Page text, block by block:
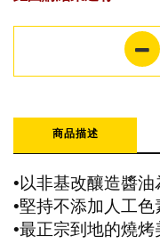
商品描述
•以非基改釀造醬油
•堅持不添加人工色
•最正宗到地的燒烤